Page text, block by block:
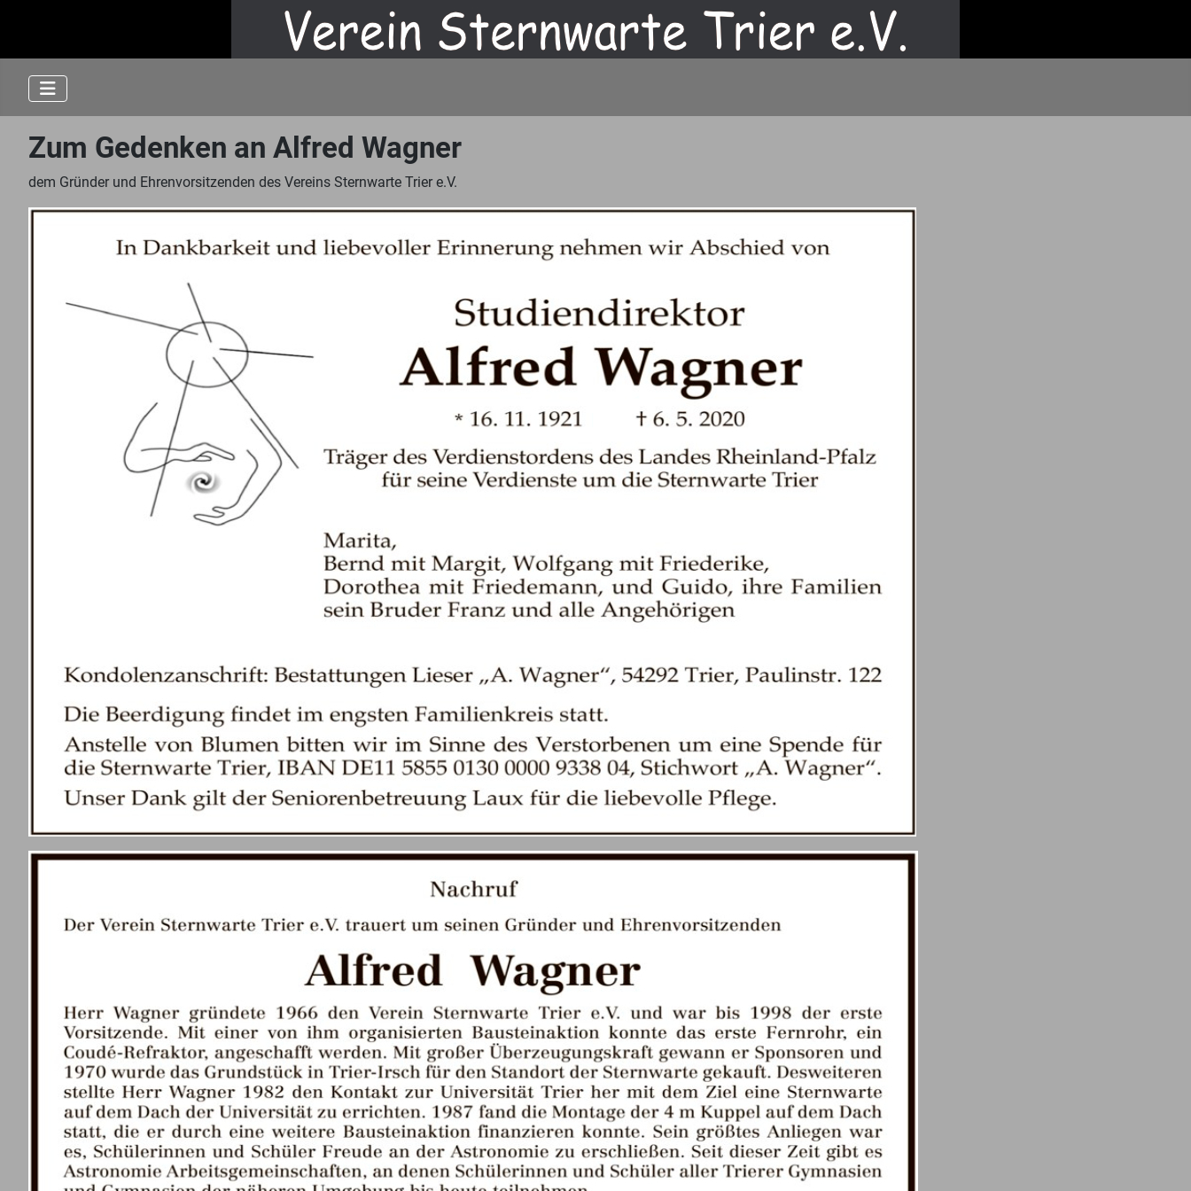
Zum Gedenken an Alfred Wagner
dem Gründer und Ehrenvorsitzenden des Vereins Sternwarte Trier e.V.